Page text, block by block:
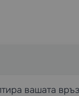
вашата